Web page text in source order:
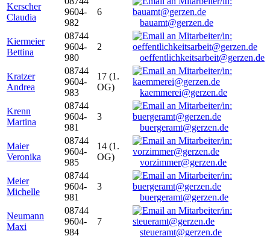
Kerscher
Claudia
9604-
982
6
bauamt@gerzen.de
Kiermeier
Bettina
08744
9604-
980
2
oeffentlichkeitsarbeit@gerzen.de
Kratzer
Andrea
08744
9604-
983
17 (1.
OG)
kaemmerei@gerzen.de
Krenn
Martina
08744
9604-
981
3
buergeramt@gerzen.de
Maier
Veronika
08744
9604-
985
14 (1.
OG)
vorzimmer@gerzen.de
Meier
Michelle
08744
9604-
981
3
buergeramt@gerzen.de
Neumann
Maxi
08744
9604-
984
7
steueramt@gerzen.de